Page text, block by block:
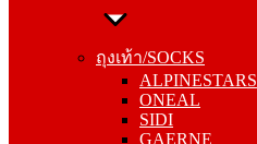
ถุงเท้า/SOCKS
ALPINESTARS
ONEAL
SIDI
GAERNE
ถุงเท้า/SOCKS
ONEAL
SIDI
GAERNE